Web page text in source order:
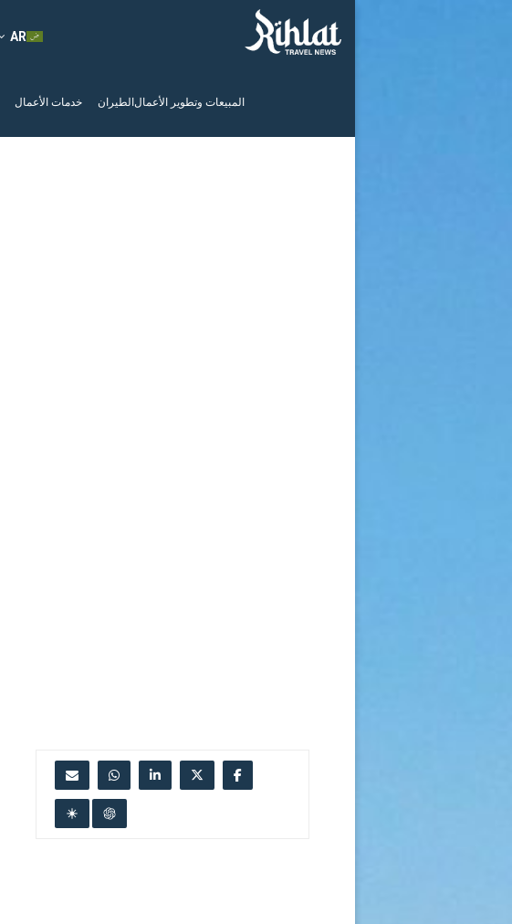
المبيعات وتطوير الأعمال الطيران خدمات الأعمال